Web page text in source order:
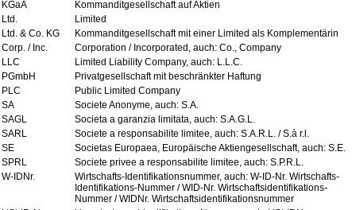
KGaA
Kommanditgesellschaft auf Aktien
Ltd.
Limited
Ltd. & Co. KG
Kommanditgesellschaft mit einer Limited als Komplementärin
Corp. / Inc.
Corporation / Incorporated, auch: Co., Company
LLC
Limited Liability Company, auch: L.L.C.
PGmbH
Privatgesellschaft mit beschränkter Haftung
PLC
Public Limited Company
SA
Societe Anonyme, auch: S.A.
SAGL
Societa a garanzia limitata, auch: S.A.G.L.
SARL
Societe a responsabilite limitee, auch: S.A.R.L. / S.à r.l.
SE
Societas Europaea, Europäische Aktiengesellschaft, auch: S.E.
SPRL
Societe privee a responsabilite limitee, auch: S.P.R.L.
W-IDNr.
Wirtschafts-Identifikationsnummer, auch: W-ID-Nr. Wirtschafts-
Identifikations-Nummer / WID-Nr. Wirtschaftsidentifikations-
Nummer / WIDNr. Wirtschaftsidentifikationsnummer